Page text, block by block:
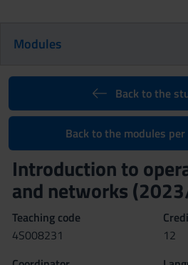
Modules
Back to the
Back to the modules
Introduction to
and networks
Teaching code
4S008231
12